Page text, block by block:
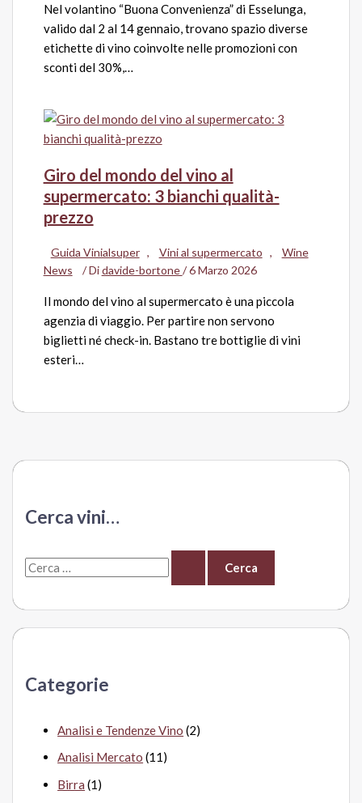
Nel volantino “Buona Convenienza” di Esselunga,
valido dal 2 al 14 gennaio, trovano spazio diverse
etichette di vino coinvolte nelle promozioni con
sconti del 30%,…
Giro del mondo del vino al
supermercato: 3 bianchi qualità-
prezzo
Guida Vinialsuper , Vini al supermercato ,
Wine
News
/ Didavide-bortone/6 Marzo 2026
Il mondo del vino al supermercato è una piccola
agenzia di viaggio. Per partire non servono
biglietti né check-in. Bastano tre bottiglie di vini
esteri…
Cerca vini…
C
r
:Categorie
Analisi e Tendenze Vino (2)
Analisi Mercato (11)
Birra (1)